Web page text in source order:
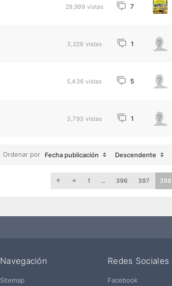
29,999 vistas 7
3,229 vistas 1
5,436 vistas 5
3,793 vistas 1
Ordenar por Fecha publicación Descendente
1 … 396 397 398
Navegación
Sitemap
Redes Sociales
Facebook